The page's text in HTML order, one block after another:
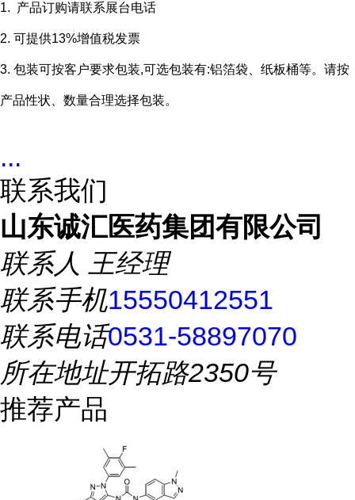
1. 产品订购请联系展台电话
2. 可提供13%增值税发票
3. 包装可按客户要求包装,可选包装有:铝箔袋、纸板桶等。请按
产品性状、数量合理选择包装。
...
联系我们
山东诚汇医药集团有限公司
联系人 王经理
联系手机15550412551
联系电话0531-58897070
所在地址开拓路2350号
推荐产品